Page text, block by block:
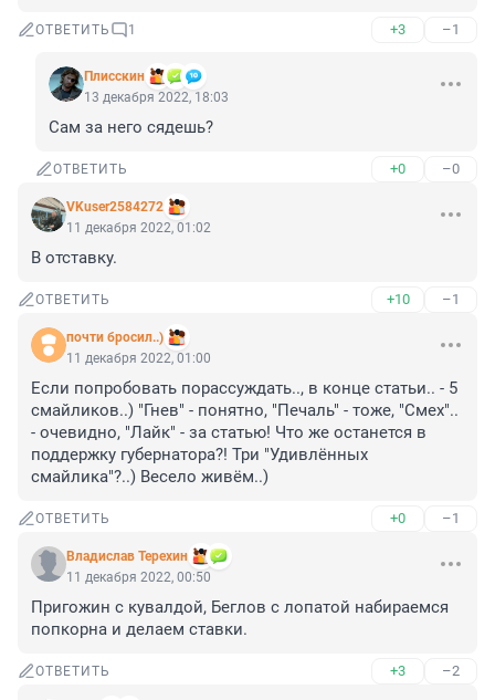
ОТВЕТИТЬ 1 +3 –1
Плисскин
13 декабря 2022, 18:03
Сам за него сядешь?
ОТВЕТИТЬ +0 –0
VKuser2584272
11 декабря 2022, 01:02
В отставку.
ОТВЕТИТЬ +10 –1
почти бросил..)
11 декабря 2022, 01:00
Если попробовать порассуждать.., в конце статьи.. - 5
смайликов..) "Гнев" - понятно, "Печаль" - тоже, "Смех"..
- очевидно, "Лайк" - за статью! Что же останется в
поддержку губернатора?! Три "Удивлённых
смайлика"?..) Весело живём..)
ОТВЕТИТЬ +0 –1
Владислав Терехин
11 декабря 2022, 00:50
Пригожин с кувалдой, Беглов с лопатой набираемся
попкорна и делаем ставки.
ОТВЕТИТЬ +3 –2